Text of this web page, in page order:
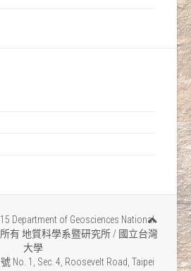
Department of Geosciences National
所有 地質科學系暨研究所 / 國立台灣
大學
No. 1, Sec. 4, Roosevelt Road, Taipei